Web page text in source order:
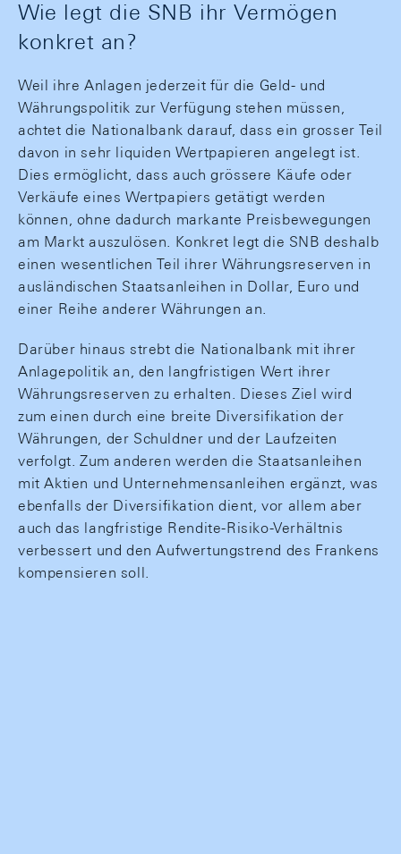
Wie legt die SNB ihr Vermögen
konkret an?
Weil ihre Anlagen jederzeit für die Geld- und
Währungspolitik zur Verfügung stehen müssen,
achtet die Nationalbank darauf, dass ein grosser Teil
davon in sehr liquiden Wertpapieren angelegt ist.
Dies ermöglicht, dass auch grössere Käufe oder
Verkäufe eines Wertpapiers getätigt werden
können, ohne dadurch markante Preisbewegungen
am Markt auszulösen. Konkret legt die SNB deshalb
einen wesentlichen Teil ihrer Währungsreserven in
ausländischen Staatsanleihen in Dollar, Euro und
einer Reihe anderer Währungen an.
Darüber hinaus strebt die Nationalbank mit ihrer
Anlagepolitik an, den langfristigen Wert ihrer
Währungsreserven zu erhalten. Dieses Ziel wird
zum einen durch eine breite Diversifikation der
Währungen, der Schuldner und der Laufzeiten
verfolgt. Zum anderen werden die Staatsanleihen
mit Aktien und Unternehmensanleihen ergänzt, was
ebenfalls der Diversifikation dient, vor allem aber
auch das langfristige Rendite-Risiko-Verhältnis
verbessert und den Aufwertungstrend des Frankens
kompensieren soll.